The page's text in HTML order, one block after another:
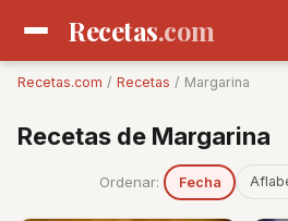
Recetas.com
Recetas.com / Recetas / Margarina
Recetas de Margarina
Ordenar: Fecha